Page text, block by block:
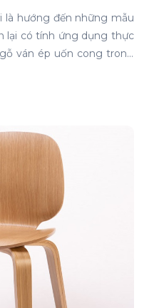
là hướng đến những mẫu
lại có tính ứng dụng thực
ván ép uốn cong trong